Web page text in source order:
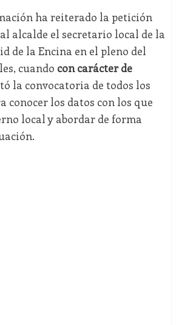
ha reiterado la petición
alcalde el secretario local de la
de la Encina en el pleno del
cuando con carácter de
la convocatoria de todos los
conocer los datos con los que
local y abordar de forma